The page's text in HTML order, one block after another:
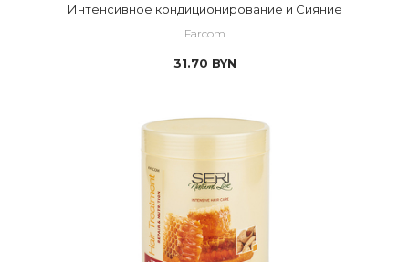
Интенсивное кондиционирование и Сияние
Farcom
31.70 BYN